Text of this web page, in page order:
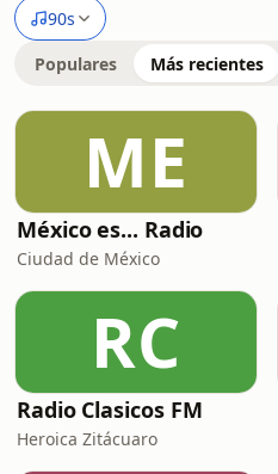
90s
Populares Más recientes
ME
México es... Radio
Ciudad de México
RC
Radio Clasicos FM
Heroica Zitácuaro